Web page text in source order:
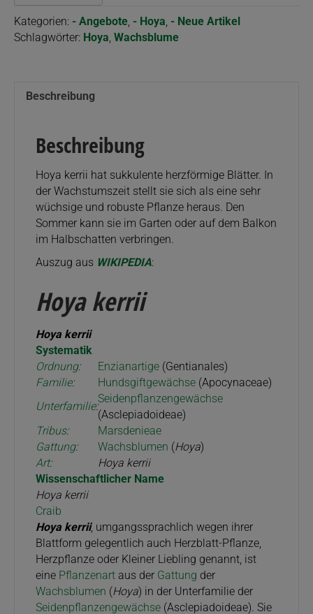
Kategorien: - Angebote - Hoya - Neue Artikel
Schlagwörter: Hoya Wachsblume
Beschreibung
Beschreibung
Hoya kerrii hat sukkulente herzförmige Blätter. In
der Wachstumszeit stellt sie sich als eine sehr
wüchsige und robuste Pflanze heraus. Den
Sommer kann sie im Garten oder auf dem Balkon
im Halbschatten verbringen.
Auszug aus WIKIPEDIA:
Hoya kerrii
Hoya kerrii
Systematik
Ordnung: Enzianartige (Gentianales)
Familie: Hundsgiftgewächse (Apocynaceae)
Unterfamilie:
Seidenpflanzengewächse
(Asclepiadoideae)
Tribus:
Marsdenieae
Gattung: Wachsblumen (Hoya)
Art:
Hoya kerrii
Wissenschaftlicher Name
Hoya kerrii
Craib
Hoya kerrii, umgangssprachlich wegen ihrer
Blattform gelegentlich auch Herzblatt-Pflanze,
Herzpflanze oder Kleiner Liebling genannt, ist
eine Pflanzenart aus der Gattung der
Wachsblumen (Hoya) in der Unterfamilie der
Seidenpflanzengewächse (Asclepiadoideae). Sie